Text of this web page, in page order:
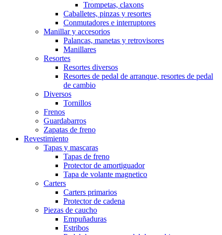
Trompetas, claxons
Caballetes, pinzas y resortes
Conmutadores e interruptores
Manillar y accesorios
Palancas, manetas y retrovisores
Manillares
Resortes
Resortes diversos
Resortes de pedal de arranque, resortes de pedal
de cambio
Diversos
Tornillos
Frenos
Guardabarros
Zapatas de freno
Revestimiento
Tapas y mascaras
Tapas de freno
Protector de amortiguador
Tapa de volante magnetico
Carters
Carters primarios
Protector de cadena
Piezas de caucho
Empuñaduras
Estribos